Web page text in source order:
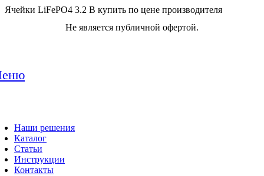
Ячейки LiFePO4 3.2 В купить по цене производителя
Не является публичной офертой.
Наши решения
Каталог
Статьи
Инструкции
Контакты